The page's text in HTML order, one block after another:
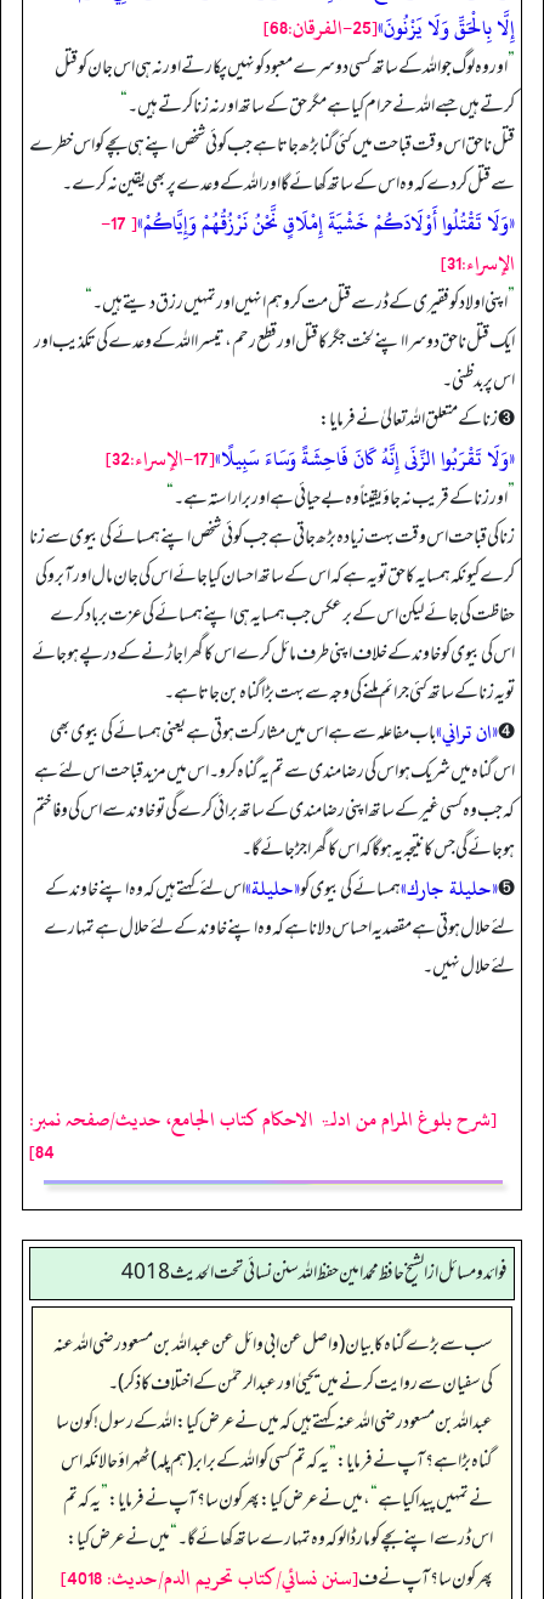
إِلَّا بِالْحَقِّ وَلَا يَزْنُونَ»[25-الفرقان:68]
”اور وہ لوگ جو اللہ کے ساتھ کسی دوسرے معبود کو نہیں پکارتے اور نہ ہی اس جان کو قتل
کرتے ہیں جسے اللہ نے حرام کیا ہے مگر حق کے ساتھ اور نہ زنا کرتے ہیں۔“
قتل ناحق اس وقت قباحت میں کئی گنا بڑھ جاتا ہے جب کوئی شخص اپنے ہی بچے کو اس خطرے
سے قتل کر دے کہ وہ اس کے ساتھ کھائے گا اور اللہ کے وعدے پر بھی یقین نہ کرے۔
«وَلَا تَقْتُلُوا أَوْلَادَكُمْ خَشْيَةَ إِمْلَاقٍ نَّحْنُ نَرْزُقُهُمْ وَإِيَّاكُمْ»
[ 17-
الإسراء:31]
”اپنی اولاد کو فقیری کے ڈر سے قتل مت کرو ہم انہیں اور تمہیں رزق دیتے ہیں۔“
ایک قتل ناحق دو سرا اپنے لخت جگر کا قتل اور قطع رحم، تیسرا اللہ کے وعدے کی تکذیب اور
اس پر بدظنی۔
➌ زنا کے متعلق اللہ تعالیٰ نے فرمایا:
«وَلَا تَقْرَبُوا الزِّنَى إِنَّهُ كَانَ فَاحِشَةً وَسَاءَ سَبِيلًا»[17-الإسراء:32]
”اور زنا کے قریب نہ جاؤ یقیناً وہ بے حیائی ہے اور برا راستہ ہے۔“
زنا کی قباحت اس وقت بہت زیادہ بڑھ جاتی ہے جب کوئی شخص اپنے ہمسائے کی بیوی سے زنا
کرے کیونکہ ہمسایہ کا حق تو یہ ہے کہ اس کے ساتھ احسان کیا جائے اس کی جان مال اور آبرو کی
حفاظت کی جائے لیکن اس کے برعکس جب ہمسایہ ہی اپنے ہمسائے کی عزت برباد کرے
اس کی بیوی کو خاوند کے خلاف اپنی طرف مائل کرے اس کا گھر اجاڑنے کے درپے ہو جائے
تو یہ زنا کے ساتھ کئی جرائم ملنے کی وجہ سے بہت بڑا گناہ بن جاتا ہے۔
➍«ان تراني»باب مفاعله سے ہے اس میں مشارکت ہوتی ہے یعنی ہمسائے کی بیوی بھی
اس گناہ میں شریک ہو اس کی رضامندی سے تم یہ گناہ کرو۔ اس میں مزید قباحت اس لئے ہے
کہ جب وہ کسی غیر کے ساتھ اپنی رضامندی کے ساتھ برائی کرے گی تو خاوند سے اس کی وفا ختم
ہو جائے گی جس کا نتیجہ یہ ہو گا کہ اس کا گھر اجڑ جائے گا۔
➎«حليلة جارك»ہمسائے کی بیوی کو«حليلة»اس لئے کہتے ہیں کہ وہ اپنے خاوند کے
لئے حلال ہوتی ہے مقصد یہ احساس دلانا ہے کہ وہ اپنے خاوند کے لئے حلال ہے تمہارے
لئے حلال نہیں۔
[شرح بلوغ المرام من ادلۃ الاحکام کتاب الجامع، حدیث/صفحہ نمبر:
84]
فوائد ومسائل از الشيخ حافظ محمد امين حفظ الله سنن نسائي تحت الحديث4018
سب سے بڑے گناہ کا بیان (واصل عن ابی وائل عن عبداللہ بن مسعود رضی الله عنہ
کی سفیان سے روایت کرنے میں یحییٰ اور عبدالرحمٰن کے اختلاف کا ذکر)۔
عبداللہ بن مسعود رضی اللہ عنہ کہتے ہیں کہ میں نے عرض کیا: اللہ کے رسول! کون سا
گناہ بڑا ہے؟ آپ نے فرمایا:”یہ کہ تم کسی کو اللہ کے برابر (ہم پلہ) ٹھہراؤ حالانکہ اس
نے تمہیں پیدا کیا ہے“، میں نے عرض کیا: پھر کون سا؟ آپ نے فرمایا:”یہ کہ تم
اس ڈر سے اپنے بچے کو مار ڈالو کہ وہ تمہارے ساتھ کھائے گا۔‏‏‏‏“میں نے عرض کیا:
پھر کون سا؟ آپ نے ف[سنن نسائي/كتاب تحريم الدم/حدیث: 4018]